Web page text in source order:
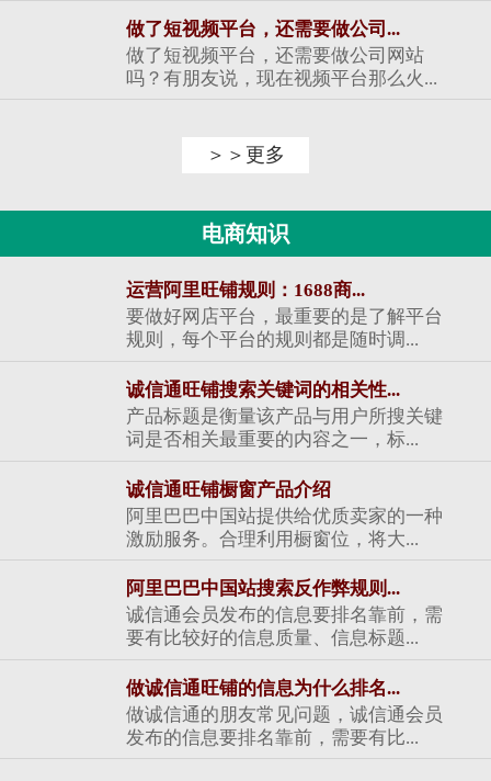
做了短视频平台，还需要做公司...
做了短视频平台，还需要做公司网站
吗？有朋友说，现在视频平台那么火...
＞＞更多
电商知识
运营阿里旺铺规则：1688商...
要做好网店平台，最重要的是了解平台
规则，每个平台的规则都是随时调...
诚信通旺铺搜索关键词的相关性...
产品标题是衡量该产品与用户所搜关键
词是否相关最重要的内容之一，标...
诚信通旺铺橱窗产品介绍
阿里巴巴中国站提供给优质卖家的一种
激励服务。合理利用橱窗位，将大...
阿里巴巴中国站搜索反作弊规则...
诚信通会员发布的信息要排名靠前，需
要有比较好的信息质量、信息标题...
做诚信通旺铺的信息为什么排名...
做诚信通的朋友常见问题，诚信通会员
发布的信息要排名靠前，需要有比...